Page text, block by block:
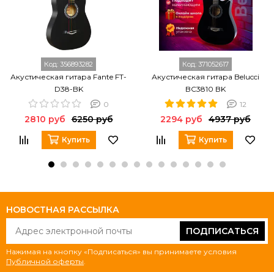
Код: 356893282
Акустическая гитара Fante FT-
D38-BK
0
2810 руб 6250 руб
Купить
Код: 371052617
Акустическая гитара Belucci
BC3810 BK
12
2294 руб 4937 руб
Купить
НОВОСТНАЯ РАССЫЛКА
ПОДПИСАТЬСЯ
Нажимая на кнопку «Подписаться» вы принимаете условия
Публичной оферты